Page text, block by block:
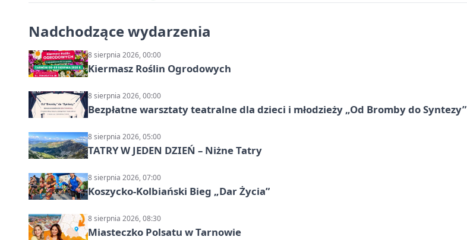
Nadchodzące wydarzenia
8 sierpnia 2026, 00:00
Kiermasz Roślin Ogrodowych
8 sierpnia 2026, 00:00
Bezpłatne warsztaty teatralne dla dzieci i młodzieży „Od Bromby do Syntezy”
8 sierpnia 2026, 05:00
TATRY W JEDEN DZIEŃ – Niżne Tatry
8 sierpnia 2026, 07:00
Koszycko-Kolbiański Bieg „Dar Życia”
8 sierpnia 2026, 08:30
Miasteczko Polsatu w Tarnowie